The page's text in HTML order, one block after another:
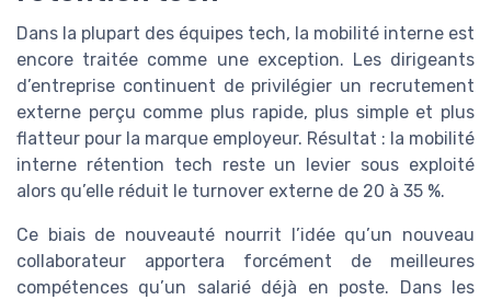
Dans la plupart des équipes tech, la mobilité interne est
encore traitée comme une exception. Les dirigeants
d’entreprise continuent de privilégier un recrutement
externe perçu comme plus rapide, plus simple et plus
flatteur pour la marque employeur. Résultat : la mobilité
interne rétention tech reste un levier sous exploité
alors qu’elle réduit le turnover externe de 20 à 35 %.
Ce biais de nouveauté nourrit l’idée qu’un nouveau
collaborateur apportera forcément de meilleures
compétences qu’un salarié déjà en poste. Dans les